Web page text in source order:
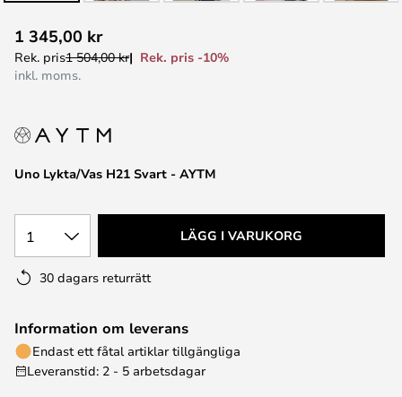
till
början
Uno Lykta/Vas H21 Svart - AYTM
1 345,00 kr
Rek. pris1 504,00 kr
Rek. pris -10%
inkl. moms.
1 LÄGG I VARUKORG
30 dagars returrätt
Information om leverans
Endast ett fåtal artiklar tillgängliga
Leveranstid: 2 - 5 arbetsdagar